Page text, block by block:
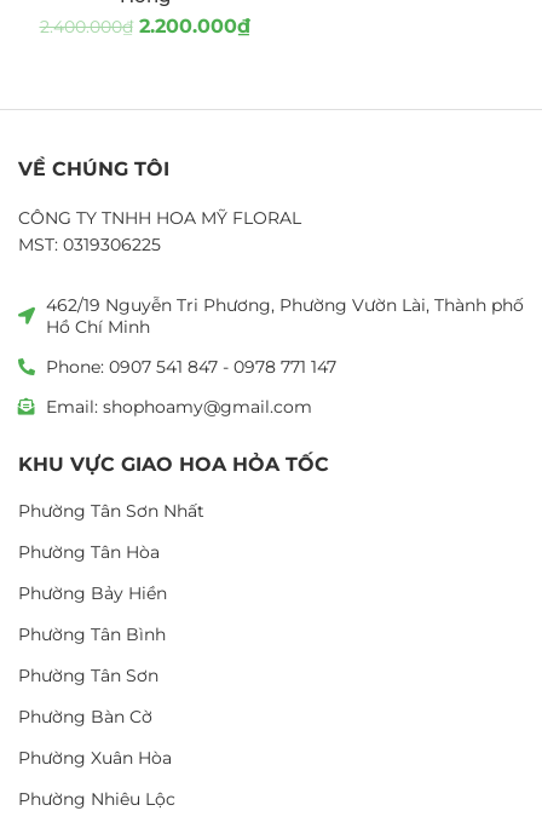
2.400.000₫ 2.200.000₫
VỀ CHÚNG TÔI
CÔNG TY TNHH HOA MỸ FLORAL
MST: 0319306225
462/19 Nguyễn Tri Phương, Phường Vườn Lài, Thành phố
Hồ Chí Minh
Phone: 0907 541 847 - 0978 771 147
Email: shophoamy@gmail.com
KHU VỰC GIAO HOA HỎA TỐC
Phường Tân Sơn Nhất
Phường Tân Hòa
Phường Bảy Hiền
Phường Tân Bình
Phường Tân Sơn
Phường Bàn Cờ
Phường Xuân Hòa
Phường Nhiêu Lộc